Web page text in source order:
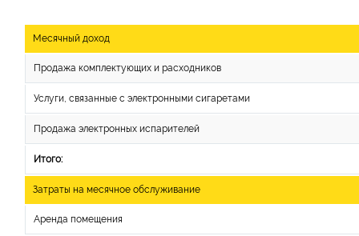
Месячный доход
Продажа комплектующих и расходников
Услуги, связанные с электронными сигаретами
Продажа электронных испарителей
Итого:
Затраты на месячное обслуживание
Аренда помещения